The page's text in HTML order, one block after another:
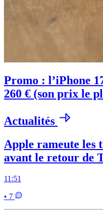
Promo : l’iPhone
260 € (son prix le
Actualités
Apple rameute les
avant le retour de
11:51
• 7